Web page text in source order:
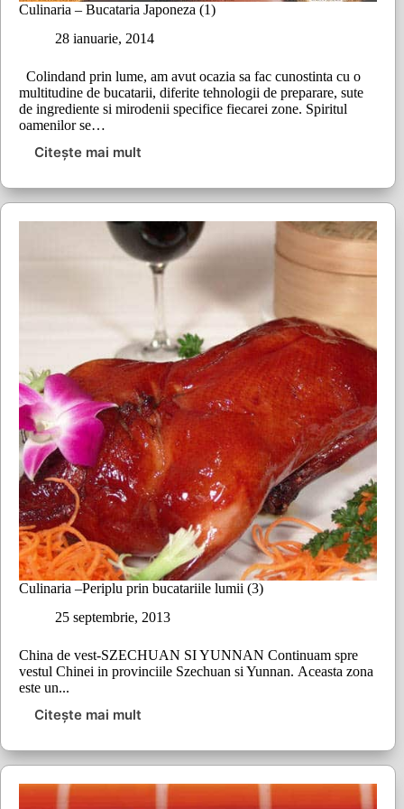
Culinaria – Bucataria Japoneza (1)
28 ianuarie, 2014
Colindand prin lume, am avut ocazia sa fac cunostinta cu o
multitudine de bucatarii, diferite tehnologii de preparare, sute
de ingrediente si mirodenii specifice fiecarei zone. Spiritul
oamenilor se…
Citește mai mult
Culinaria
Bucataria
Culinaria –Periplu prin bucatariile lumii (3)
25 septembrie, 2013
China de vest-SZECHUAN SI YUNNAN Continuam spre
vestul Chinei in provinciile Szechuan si Yunnan. Aceasta zona
este un...
Citește mai mult
Culinaria
Periplu
bucatariile